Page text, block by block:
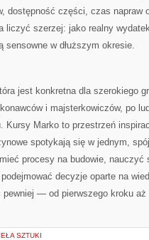
dostępność części, czas napraw
liczyć szerzej: jako realny
sensowne w dłuższym okresie.
jest konkretna dla szerokiego
i majsterkowiczów, po
Kursy Marko to przestrzeń
spotykają się w jednym,
procesy na budowie, nauczyć
decyzje oparte na
pewniej — od pierwszego kroku
SZTUKI